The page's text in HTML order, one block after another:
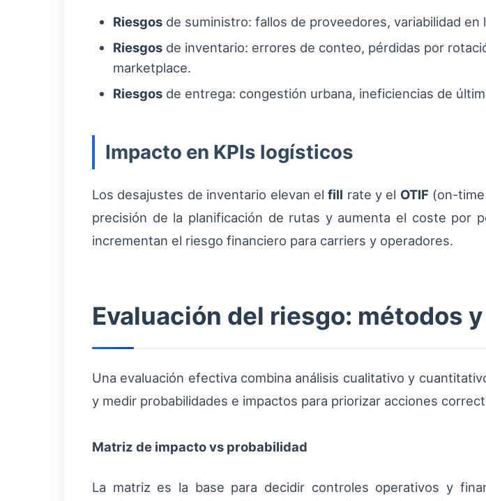
Riesgos de suministro: fallos de proveedores, variabilidad
Riesgos de inventario: errores de conteo, pérdidas por
marketplace.
Riesgos de entrega: congestión urbana, ineficiencias de
Impacto en KPIs logísticos
Los desajustes de inventario elevan elfill rate y el OTIF (on-
precisión de la planificación de rutas y aumenta el coste por
incrementan el riesgo financiero para carriers y operadores.
Evaluación del riesgo: métodos
Una evaluación efectiva combina análisis cualitativo y
y medir probabilidades e impactos para priorizar acciones
Matriz de impacto vs probabilidad
La matriz es la base para decidir controles operativos y